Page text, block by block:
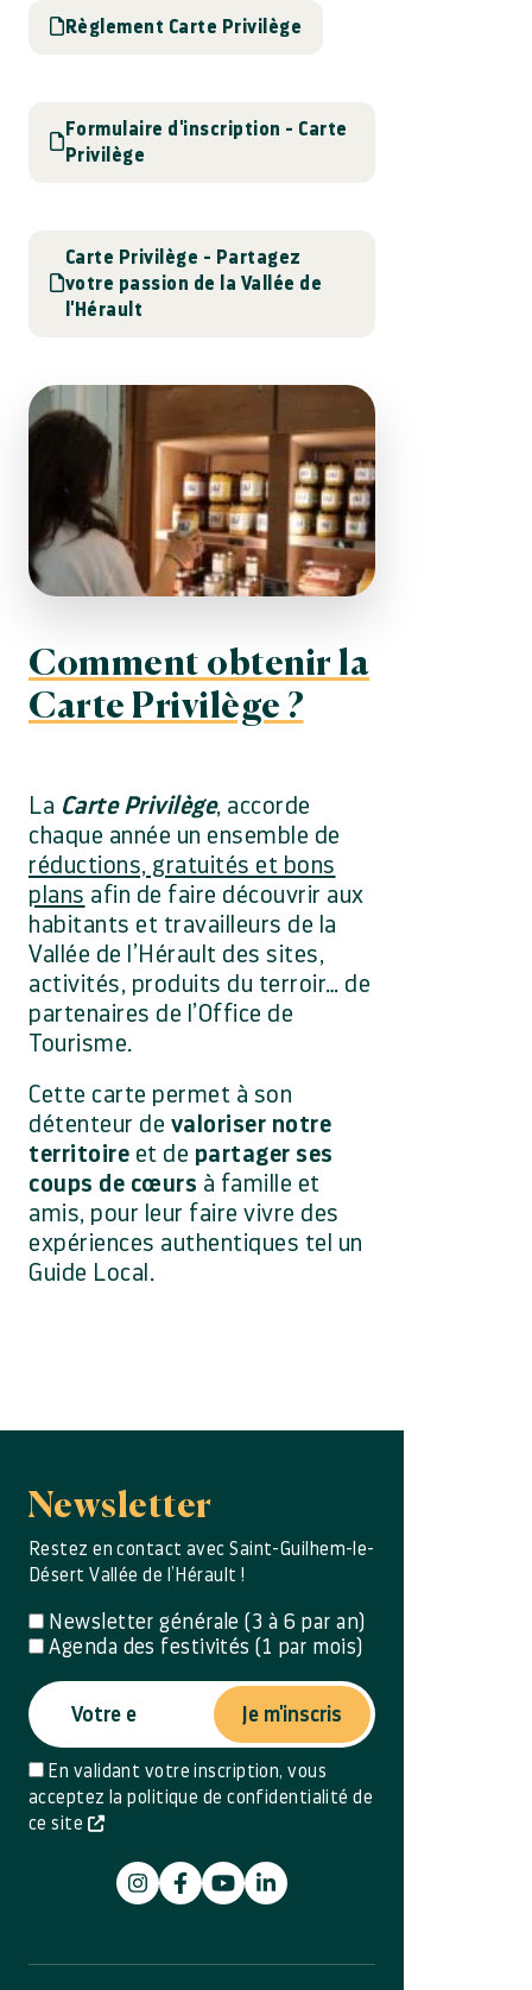
Règlement Carte Privilège
Formulaire d'inscription - Carte
Privilège
Carte Privilège - Partagez
votre passion de la Vallée de
l'Hérault
Comment obtenir la
Carte Privilège ?
La Carte Privilège, accorde
chaque année un ensemble de
réductions, gratuités et bons
plans afin de faire découvrir aux
habitants et travailleurs de la
Vallée de l’Hérault des sites,
activités, produits du terroir… de
partenaires de l’Office de
Tourisme.
Cette carte permet à son
détenteur de valoriser notre
territoire et de partager ses
coups de cœurs à famille et
amis, pour leur faire vivre des
expériences authentiques tel un
Guide Local.
Newsletter
Restez en contact avec Saint-Guilhem-le-
Désert Vallée de l’Hérault !
Newsletter générale (3 à 6 par an)
Agenda des festivités (1 par mois)
En validant votre inscription, vous
acceptez la politique de confidentialité de
ce site
Je m'inscris